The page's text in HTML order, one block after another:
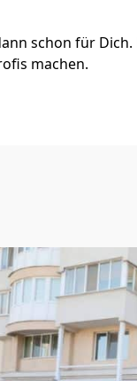
schon für
machen.